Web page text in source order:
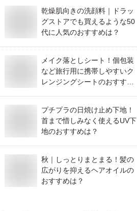
乾燥肌向きの洗顔料｜ドラッ
グストアでも買えるような50
代に人気のおすすめは？
メイク落としシート！個包装
など旅行用に携帯しやすいク
レンジングシートのおすすめ
プチプラの日焼け止め下地！
首まで惜しみなく使えるUV下
地のおすすめは？
秋｜しっとりまとまる！髪の
広がりを抑えるヘアオイルの
おすすめは？